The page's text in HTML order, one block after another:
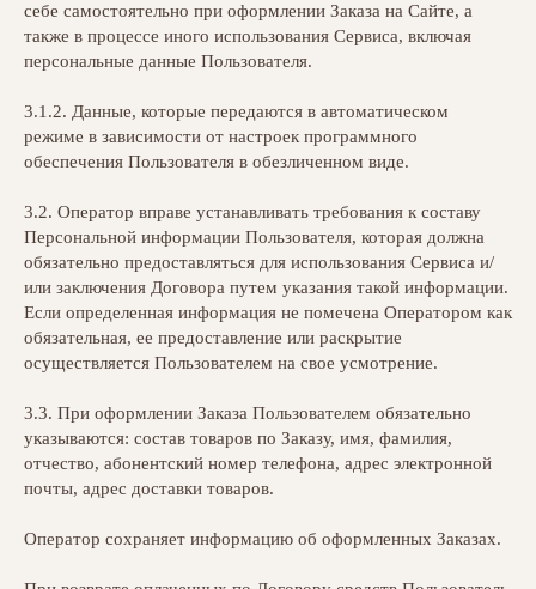
себе самостоятельно при оформлении Заказа на Сайте, а
также в процессе иного использования Сервиса, включая
персональные данные Пользователя.
3.1.2. Данные, которые передаются в автоматическом
режиме в зависимости от настроек программного
обеспечения Пользователя в обезличенном виде.
3.2. Оператор вправе устанавливать требования к составу
Персональной информации Пользователя, которая должна
обязательно предоставляться для использования Сервиса и/
или заключения Договора путем указания такой информации.
Если определенная информация не помечена Оператором как
обязательная, ее предоставление или раскрытие
осуществляется Пользователем на свое усмотрение.
3.3. При оформлении Заказа Пользователем обязательно
указываются: состав товаров по Заказу, имя, фамилия,
отчество, абонентский номер телефона, адрес электронной
почты, адрес доставки товаров.
Оператор сохраняет информацию об оформленных Заказах.